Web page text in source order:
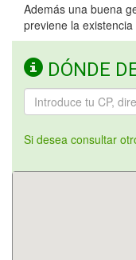
Además una buena
previene la
DÓNDE
Si desea consultar